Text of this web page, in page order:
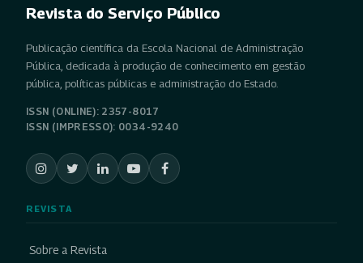
Revista do Serviço Público
Publicação científica da Escola Nacional de Administração
Pública, dedicada à produção de conhecimento em gestão
pública, políticas públicas e administração do Estado.
ISSN (ONLINE): 2357-8017
ISSN (IMPRESSO): 0034-9240
REVISTA
Sobre a Revista